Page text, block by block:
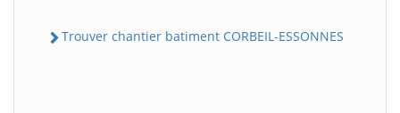
Trouver chantier batiment CORBEIL-ESSONNES